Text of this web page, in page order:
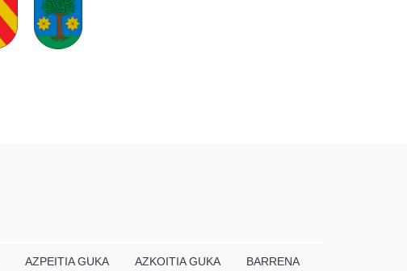
AZPEITIA GUKA AZKOITIA GUKA BARRENA